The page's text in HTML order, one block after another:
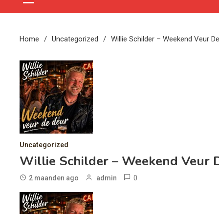
Home Uncategorized Willie Schilder – Weekend Veur
Uncategorized
Willie Schilder – Weekend Veur
2 maanden ago admin 0